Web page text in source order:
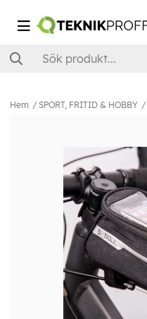
Hem SPORT, FRITID & HOBBY